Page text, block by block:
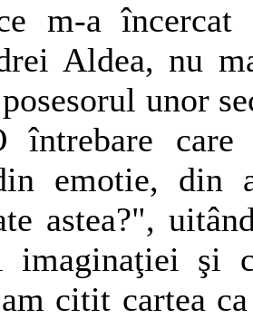
m-a
Aldea, nu
unor
întrebare
emotie, din
astea?",
imaginaţiei şi
citit cartea